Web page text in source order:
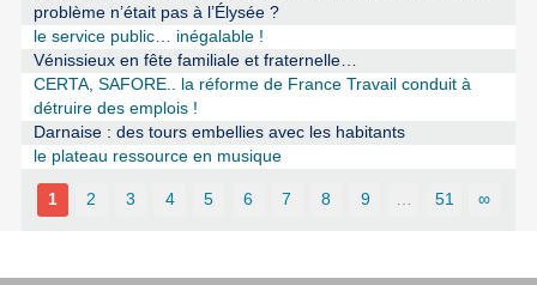
problème n’était pas à l’Élysée ?
le service public… inégalable !
Vénissieux en fête familiale et fraternelle…
CERTA, SAFORE.. la réforme de France Travail conduit à
détruire des emplois !
Darnaise : des tours embellies avec les habitants
le plateau ressource en musique
1 2 3 4 5 6 7 8 9 … 51 ∞